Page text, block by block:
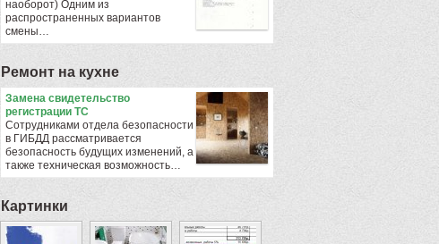
наоборот) Одним из
распространенных вариантов
смены…
Ремонт на кухне
Замена свидетельство
регистрации ТС
Сотрудниками отдела безопасности
в ГИБДД рассматривается
безопасность будущих изменений, а
также техническая возможность…
Картинки